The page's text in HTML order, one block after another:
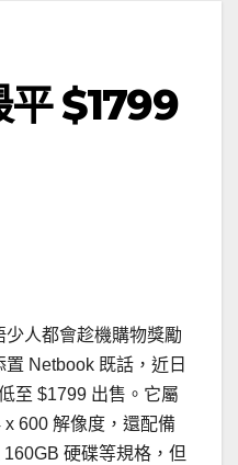
$1799
人都會趁機購物獎勵
Netbook 既話，近日
至 $1799 出售。它屬
600 解像度，還配備
硬碟等規格，但